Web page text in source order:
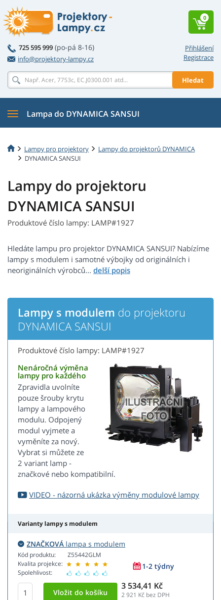
Přihlášení
Registrace
725 595 999 (po-pá 8-16)
info@projektory-lampy.cz
Hledat
0
Lampa do DYNAMICA SANSUI
Lampy pro projektory
Lampy do projektorů DYNAMICA
DYNAMICA SANSUI
Lampy do projektoru
DYNAMICA SANSUI
Produktové číslo lampy: LAMP#1927
Hledáte lampu pro projektor DYNAMICA SANSUI? Nabízíme
lampy s modulem i samotné výbojky od originálních i
neoriginálních výrobců...
Lampy s modulem do projektoru
DYNAMICA SANSUI
Produktové číslo lampy: LAMP#1927
Nenáročná výměna
lampy pro každého
Zpravidla uvolníte
pouze šrouby krytu
lampy a lampového
modulu. Odpojený
modul vyjmete a
vyměníte za nový.
Vybrat si můžete ze
2 variant lamp -
značkové nebo kompatibilní.
VIDEO - názorná ukázka výměny modulové lampy
Varianty lampy s modulem
ZNAČKOVÁ lampa s modulem
Kód produktu:
Kvalita projekce:
Spolehlivost:
Z55442GLM
1-2 týdny
3 534,41 Kč
2 921 Kč bez DPH